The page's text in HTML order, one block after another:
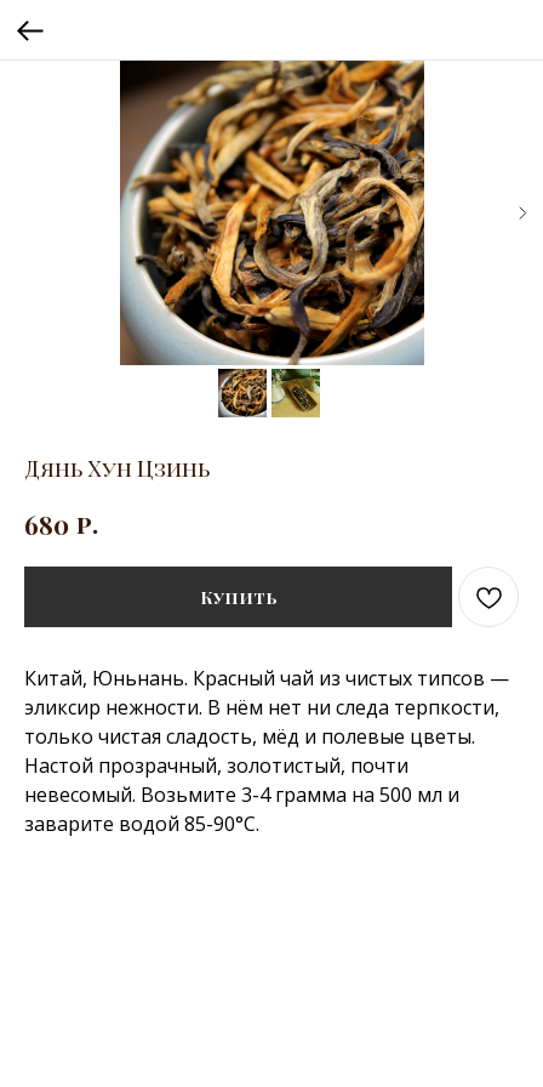
Дянь Хун Цзинь
680 р.
Купить
Китай, Юньнань. Красный чай из чистых типсов —
эликсир нежности. В нём нет ни следа терпкости,
только чистая сладость, мёд и полевые цветы.
Настой прозрачный, золотистый, почти
невесомый. Возьмите 3-4 грамма на 500 мл и
заварите водой 85-90°C.